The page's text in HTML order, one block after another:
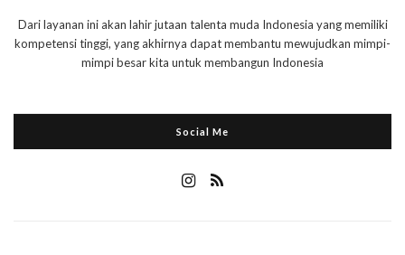
Dari layanan ini akan lahir jutaan talenta muda Indonesia yang memiliki
kompetensi tinggi, yang akhirnya dapat membantu mewujudkan mimpi-
mimpi besar kita untuk membangun Indonesia
Social Me